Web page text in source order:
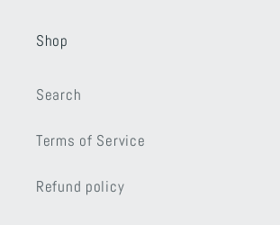
Shop
Search
Terms of Service
Refund policy